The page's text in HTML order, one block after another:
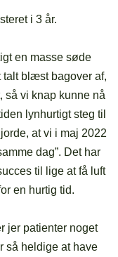
i 3 år.
en masse søde
blæst bagover af,
så vi knap kunne nå
lynhurtigt steg til
at vi i maj 2022
dag”. Det har
til lige at få luft
en hurtig tid.
jer patienter noget
så heldige at have